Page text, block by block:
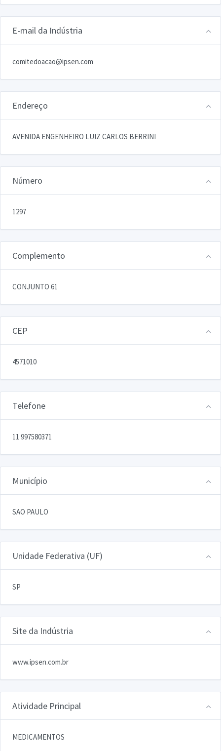
E-mail da Indústria
comitedoacao@ipsen.com
Endereço
AVENIDA ENGENHEIRO LUIZ CARLOS BERRINI
Número
1297
Complemento
CONJUNTO 61
CEP
4571010
Telefone
11 997580371
Município
SAO PAULO
Unidade Federativa (UF)
SP
Site da Indústria
www.ipsen.com.br
Atividade Principal
MEDICAMENTOS